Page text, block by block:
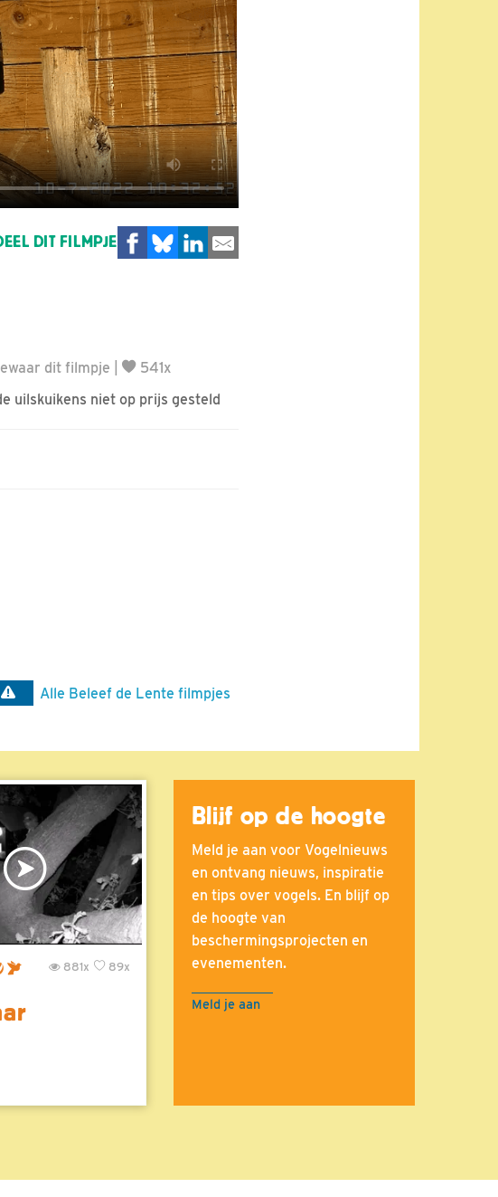
DIT FILMPJE
dit filmpje
541x
uilskuikens niet op prijs gesteld
Alle Beleef de Lente filmpjes
89x
881x
Blijf op de hoogte
Meld je aan voor Vogelnieuws
en ontvang nieuws, inspiratie
en tips over vogels. En blijf op
de hoogte van
beschermingsprojecten en
evenementen.
Meld je aan